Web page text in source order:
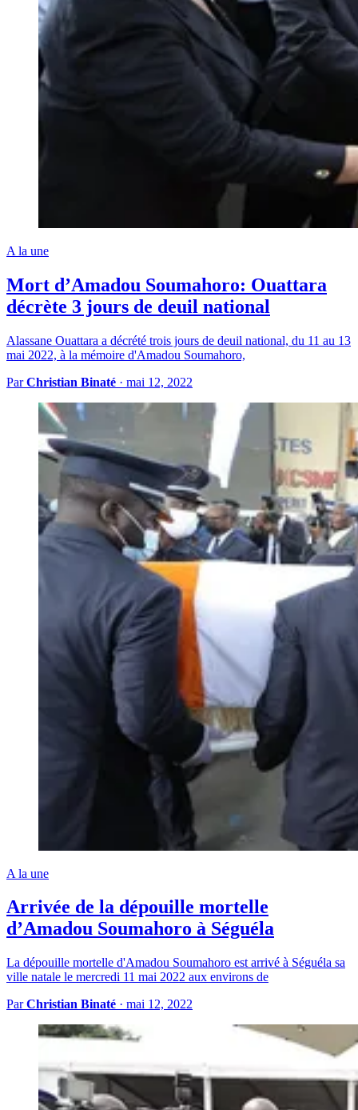
A la une
Mort d’Amadou Soumahoro: Ouattara
décrète 3 jours de deuil national
Alassane Ouattara a décrété trois jours de deuil national, du 11 au 13
mai 2022, à la mémoire d'Amadou Soumahoro,
ParChristian Binaté · mai 12, 2022
A la une
Arrivée de la dépouille mortelle
d’Amadou Soumahoro à Séguéla
La dépouille mortelle d'Amadou Soumahoro est arrivé à Séguéla sa
ville natale le mercredi 11 mai 2022 aux environs de
ParChristian Binaté · mai 12, 2022